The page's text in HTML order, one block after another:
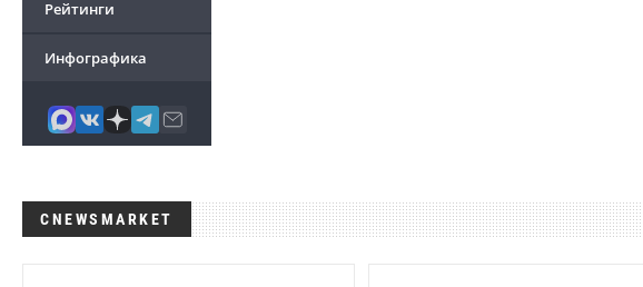
Рейтинги
Инфографика
CNEWSMARKET